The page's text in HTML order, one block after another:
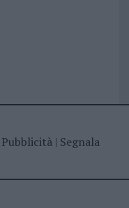
Pubblicità| Segnala